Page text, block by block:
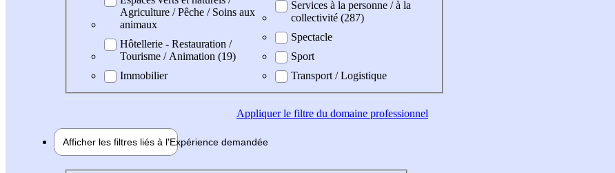
Agriculture / Pêche / Soins aux
animaux
Hôtellerie - Restauration /
Tourisme / Animation (19)
Immobilier
Services à la personne / à la
collectivité (287)
Spectacle
Sport
Transport / Logistique
Appliquerle filtre du domaine professionnel
Afficher les filtres liés à l'Expérience demandée